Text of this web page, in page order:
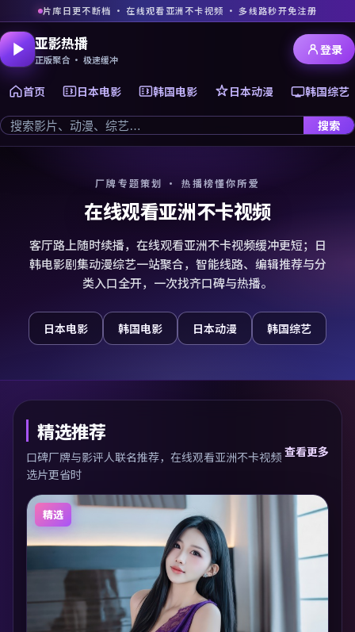
片库日更不断档 · 在线观看亚洲不卡视频 · 多线路秒开免注册
亚影热播
正版聚合 · 极速缓冲
首页 日本电影 韩国电影 日本动漫 韩国综艺
搜索
登录
厂牌专题策划 · 热播榜懂你所爱
在线观看亚洲不卡视频
客厅路上随时续播，在线观看亚洲不卡视频缓冲更短；日
韩电影剧集动漫综艺一站聚合，智能线路、编辑推荐与分
类入口全开，一次找齐口碑与热播。
日本电影 韩国电影 日本动漫 韩国综艺
精选推荐
口碑厂牌与影评人联名推荐，在线观看亚洲不卡视频
选片更省时
查看更多
精选